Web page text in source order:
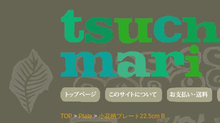
TOP>Plate>小花柄プレート22.5cm B